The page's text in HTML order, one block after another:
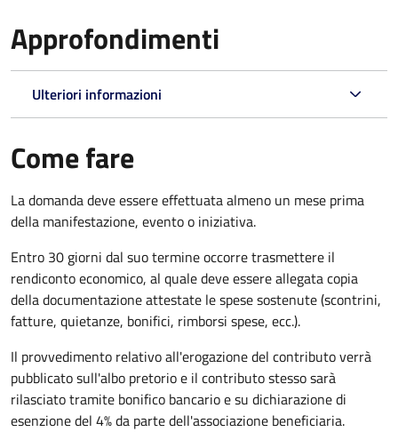
Approfondimenti
Ulteriori informazioni
Come fare
La domanda deve essere effettuata almeno un mese prima
della manifestazione, evento o iniziativa.
Entro 30 giorni dal suo termine occorre trasmettere il
rendiconto economico, al quale deve essere allegata copia
della documentazione attestate le spese sostenute (scontrini,
fatture, quietanze, bonifici, rimborsi spese, ecc.).
Il provvedimento relativo all'erogazione del contributo verrà
pubblicatosull'albo pretorio e il contributo stesso sarà
rilasciato tramite bonifico bancario e su dichiarazione di
esenzione del 4% da parte dell'associazione beneficiaria.